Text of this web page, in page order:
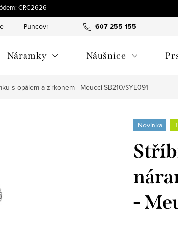
CRC2626
607 255 155
Puncovní značky Hodnocení obchodu
Náramky Náušnice
s opálem a zirkonem - Meucci SB210/SYE091
Novinka
-